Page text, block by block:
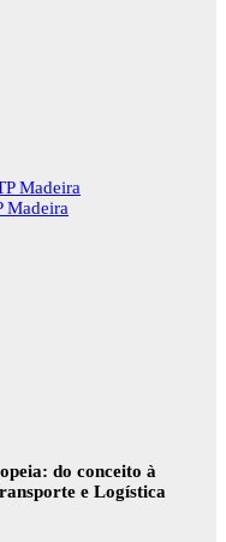
Madeira
Madeira
do conceito à
e Logística